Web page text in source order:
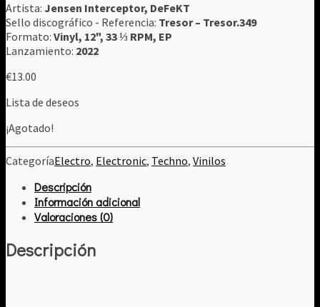
Artista: Jensen Interceptor, DeFeKT
Sello discográfico - Referencia: Tresor ‎– Tresor.349
Formato: Vinyl, 12", 33 ⅓ RPM, EP
Lanzamiento: 2022
€13.00
Lista de deseos
¡Agotado!
CategoríaElectro, Electronic, Techno, Vinilos
Descripción
Información adicional
Valoraciones (0)
Descripción